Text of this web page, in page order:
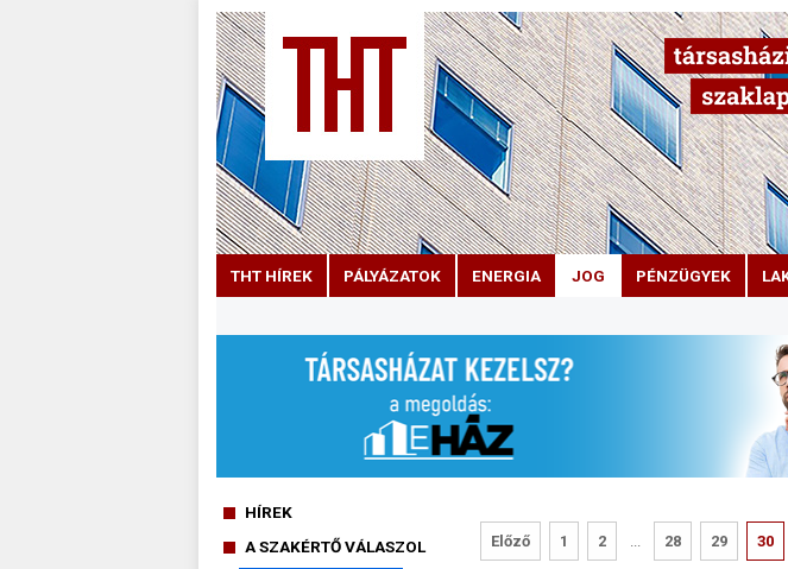
THT HÍREK PÁLYÁZATOK ENERGIA JOG PÉNZÜGYEK
HÍREK
A SZAKÉRTŐ VÁLASZOL
Előző 1 2 28 29 30